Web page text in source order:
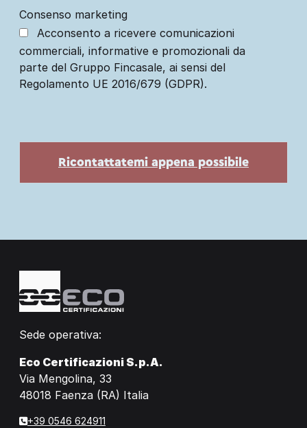
Consenso marketing
Acconsento a ricevere comunicazioni
commerciali, informative e promozionali da
parte del Gruppo Fincasale, ai sensi del
Regolamento UE 2016/679 (GDPR).
Sede operativa:
Eco Certificazioni S.p.A.
Via Mengolina, 33
48018 Faenza (RA) Italia
+39 0546 624911